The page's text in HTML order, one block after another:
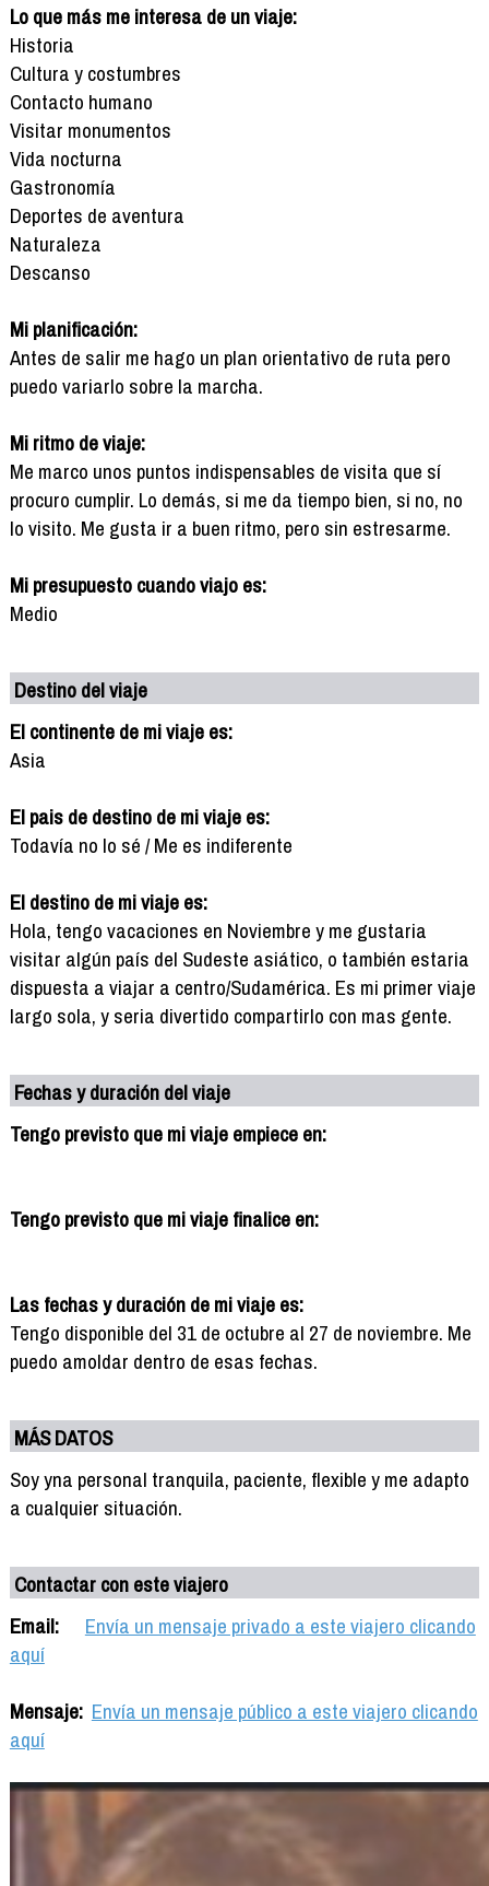
Lo que más me interesa de un viaje:
Historia
Cultura y costumbres
Contacto humano
Visitar monumentos
Vida nocturna
Gastronomía
Deportes de aventura
Naturaleza
Descanso
Mi planificación:
Antes de salir me hago un plan orientativo de ruta pero
puedo variarlo sobre la marcha.
Mi ritmo de viaje:
Me marco unos puntos indispensables de visita que sí
procuro cumplir. Lo demás, si me da tiempo bien, si no, no
lo visito. Me gusta ir a buen ritmo, pero sin estresarme.
Mi presupuesto cuando viajo es:
Medio
Destino del viaje
El continente de mi viaje es:
Asia
El pais de destino de mi viaje es:
Todavía no lo sé / Me es indiferente
El destino de mi viaje es:
Hola, tengo vacaciones en Noviembre y me gustaria
visitar algún país del Sudeste asiático, o también estaria
dispuesta a viajar a centro/Sudamérica. Es mi primer viaje
largo sola, y seria divertido compartirlo con mas gente.
Fechas y duración del viaje
Tengo previsto que mi viaje empiece en:
Tengo previsto que mi viaje finalice en:
Las fechas y duración de mi viaje es:
Tengo disponible del 31 de octubre al 27 de noviembre. Me
puedo amoldar dentro de esas fechas.
MÁS DATOS
Soy yna personal tranquila, paciente, flexible y me adapto
a cualquier situación.
Contactar con este viajero
Email:
Envía un mensaje privado a este viajero clicando
aquí
Mensaje: Envía un mensaje público a este viajero clicando
aquí